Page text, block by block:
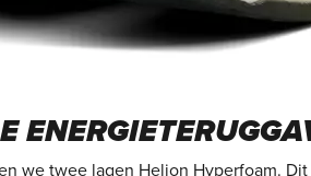
we twee lagen Helion Hyperfoam.